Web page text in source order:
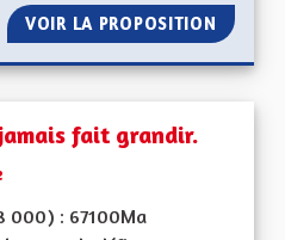
VOIR LA PROPOSITION LE
fait grandir.
000) : 67100Ma